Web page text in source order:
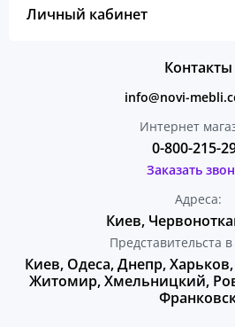
Личный кабинет
Контакты
info@novi-
Интернет
0-800-215-
Заказать
Адреса:
Киев,
Представительста в
Киев, Одеса, Днепр, Харьков, Полтава, Винница,
Житомир, Хмельницкий,